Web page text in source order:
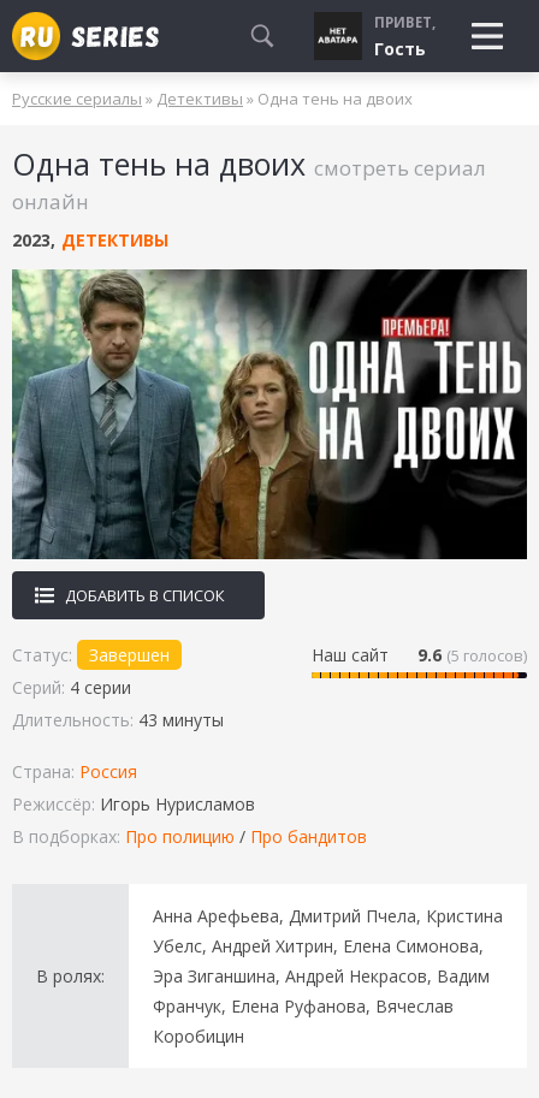
СМОТРЮ
БУДУ СМОТРЕТЬ
УЖЕ СМОТРЕЛ
ПРИВЕТ,
Гость
Русские сериалы » Детективы » Одна тень на двоих
Одна тень на двоих смотреть сериал
онлайн
2023, ДЕТЕКТИВЫ
ДОБАВИТЬ В СПИСОК
Наш сайт 9.6 (5 голосов)
Статус:
Завершен
Серий: 4 серии
Длительность: 43 минуты
Страна: Россия
Режиссёр: Игорь Нурисламов
В подборках: Про полицию / Про бандитов
В ролях:
Анна Арефьева, Дмитрий Пчела, Кристина
Убелс, Андрей Хитрин, Елена Симонова,
Эра Зиганшина, Андрей Некрасов, Вадим
Франчук, Елена Руфанова, Вячеслав
Коробицин